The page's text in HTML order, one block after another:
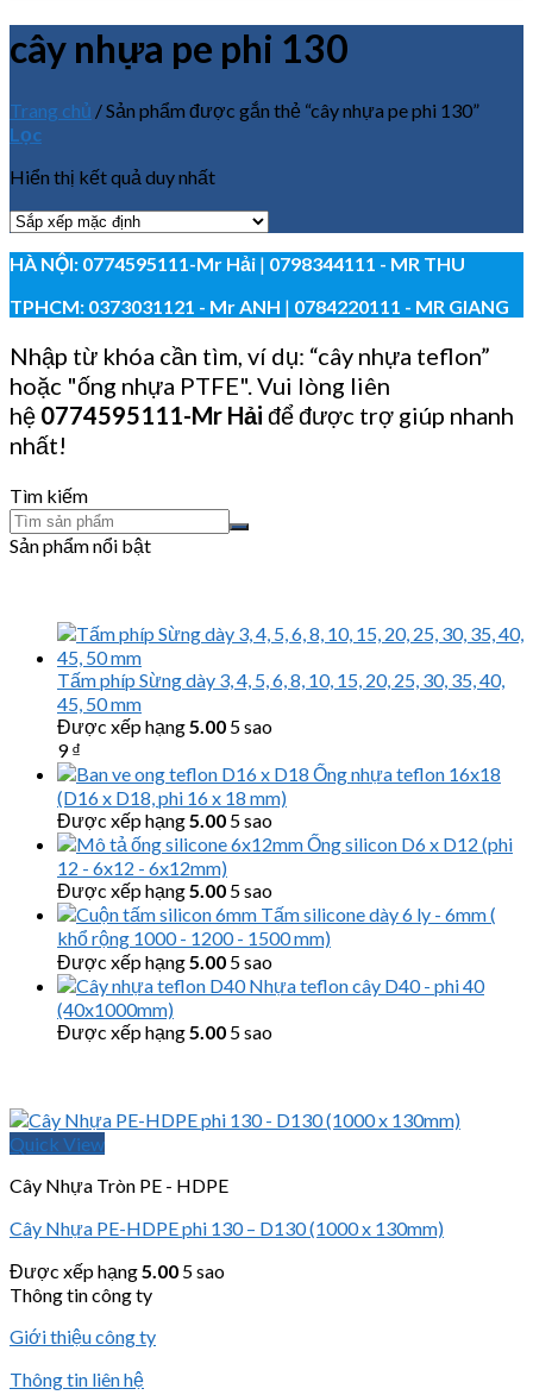
cây nhựa pe phi 130
Trang chủ /Sản phẩm được gắn thẻ “cây nhựa pe phi 130”
Lọc
Hiển thị kết quả duy nhất
HÀ NỘI: 0774595111-Mr Hải | 0798344111 - MR THU
TPHCM: 0373031121 - Mr ANH | 0784220111 - MR GIANG
Nhập từ khóa cần tìm, ví dụ: “cây nhựa teflon”
hoặc "ống nhựa PTFE". Vui lòng liên
hệ 0774595111-Mr Hải để được trợ giúp nhanh
nhất!
Tìm kiếm
Sản phẩm nổi bật
Tấm phíp Sừng dày 3, 4, 5, 6, 8, 10, 15, 20, 25, 30, 35, 40,
45, 50 mm
Được xếp hạng5.00 5 sao
9₫
Ống nhựa teflon 16x18
(D16 x D18, phi 16 x 18 mm)
Được xếp hạng5.00 5 sao
Ống silicon D6 x D12 (phi
12 - 6x12 - 6x12mm)
Được xếp hạng5.00 5 sao
Tấm silicone dày 6 ly - 6mm (
khổ rộng 1000 - 1200 - 1500 mm)
Được xếp hạng5.00 5 sao
Nhựa teflon cây D40 - phi 40
(40x1000mm)
Được xếp hạng5.00 5 sao
Quick View
Cây Nhựa Tròn PE - HDPE
Cây Nhựa PE-HDPE phi 130 – D130 (1000 x 130mm)
Được xếp hạng5.00 5 sao
Thông tin công ty
Giới thiệu công ty
Thông tin liên hệ